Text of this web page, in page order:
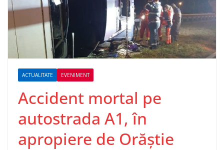
ACTUALITATE EVENIMENT
Accident mortal pe
autostrada A1, în
apropiere de Orăştie